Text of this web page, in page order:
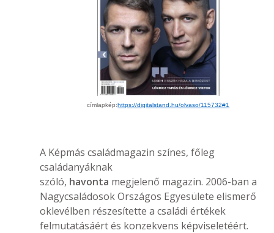
címlapkép:https://digitalstand.hu/olvaso/115732#1
A Képmás családmagazin színes, főleg
családanyáknak
szóló, havonta megjelenő magazin. 2006-ban a
Nagycsaládosok Országos Egyesülete elismerő
oklevélben részesítette a családi értékek
felmutatásáért és konzekvens képviseletéért.